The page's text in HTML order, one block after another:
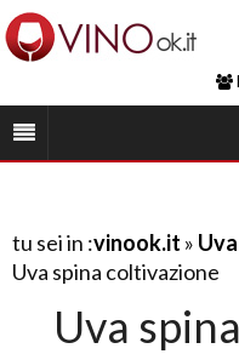
tu sei in :vinook.it »
Uva spina coltivazione
Uva